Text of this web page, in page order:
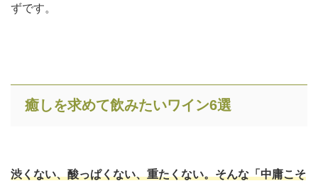
ずです。
癒しを求めて飲みたいワイン6選
渋くない、酸っぱくない、重たくない。そんな「中庸こそ